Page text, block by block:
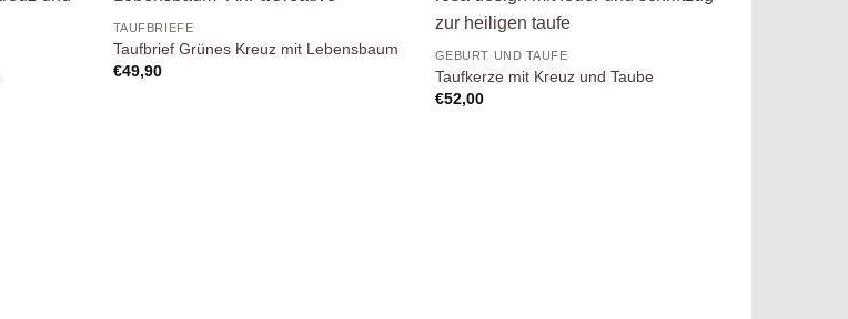
TAUFBRIEFE
Taufbrief Grünes Kreuz mit Lebensbaum
€49,90
GEBURT UND TAUFE
Taufkerze mit Kreuz und Taube
€52,00